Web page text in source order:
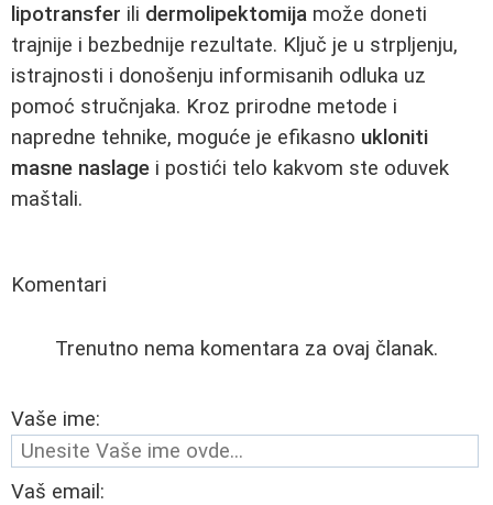
lipotransfer ili dermolipektomija može doneti
trajnije i bezbednije rezultate. Ključ je u strpljenju,
istrajnosti i donošenju informisanih odluka uz
pomoć stručnjaka. Kroz prirodne metode i
napredne tehnike, moguće je efikasno ukloniti
masne naslage i postići telo kakvom ste oduvek
maštali.
Komentari
Trenutno nema komentara za ovaj članak.
Vaše ime:
Vaš email: